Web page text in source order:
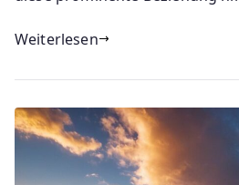
Weiterlesen